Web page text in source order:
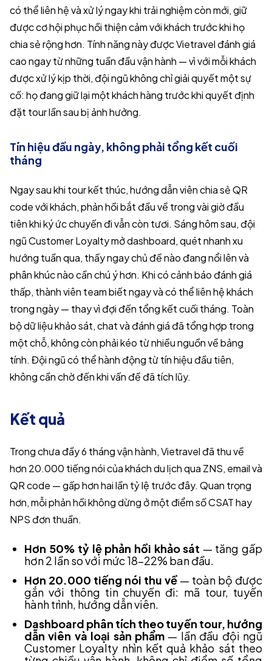
có thể liên hệ và xử lý ngay khi trải nghiệm còn mới, giữ
được cơ hội phục hồi thiện cảm với khách trước khi họ
chia sẻ rộng hơn. Tính năng này được Vietravel đánh giá
cao ngay từ những tuần đầu vận hành — vì với mỗi khách
được xử lý kịp thời, đội ngũ không chỉ giải quyết một sự
cố: họ đang giữ lại một khách hàng trước khi quyết định
đặt tour lần sau bị ảnh hưởng.
Tín hiệu đầu ngày, không phải tổng kết cuối
tháng
Ngay sau khi tour kết thúc, hướng dẫn viên chia sẻ QR
code với khách, phản hồi bắt đầu về trong vài giờ đầu
tiên khi ký ức chuyến đi vẫn còn tươi. Sáng hôm sau, đội
ngũ Customer Loyalty mở dashboard, quét nhanh xu
hướng tuần qua, thấy ngay chủ đề nào đang nổi lên và
phân khúc nào cần chú ý hơn. Khi có cảnh báo đánh giá
thấp, thành viên team biết ngay và có thể liên hệ khách
trong ngày — thay vì đợi đến tổng kết cuối tháng. Toàn
bộ dữ liệu khảo sát, chat và đánh giá đã tổng hợp trong
một chỗ, không còn phải kéo từ nhiều nguồn về bảng
tính. Đội ngũ có thể hành động từ tín hiệu đầu tiên,
không cần chờ đến khi vấn đề đã tích lũy.
Kết quả
Trong chưa đầy 6 tháng vận hành, Vietravel đã thu về
hơn 20.000 tiếng nói của khách du lịch qua ZNS, email và
QR code — gấp hơn hai lần tỷ lệ trước đây. Quan trọng
hơn, mỗi phản hồi không dừng ở một điểm số CSAT hay
NPS đơn thuần.
Hơn 50% tỷ lệ phản hồi khảo sát — tăng gấp
hơn 2 lần so với mức 18–22% ban đầu.
Hơn 20.000 tiếng nói thu về — toàn bộ được
gắn với thông tin chuyến đi: mã tour, tuyến
hành trình, hướng dẫn viên.
Dashboard phân tích theo tuyến tour, hướng
dẫn viên và loại sản phẩm — lần đầu đội ngũ
Customer Loyalty nhìn kết quả khảo sát theo